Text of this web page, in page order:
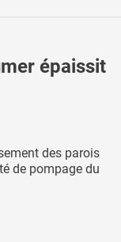
épaissit
des parois
de pompage du